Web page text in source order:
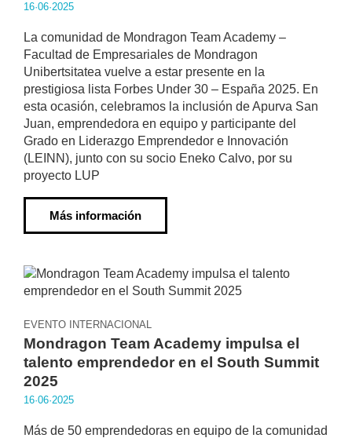
16·06·2025
La comunidad de Mondragon Team Academy –
Facultad de Empresariales de Mondragon
Unibertsitatea vuelve a estar presente en la
prestigiosa lista Forbes Under 30 – España 2025. En
esta ocasión, celebramos la inclusión de Apurva San
Juan, emprendedora en equipo y participante del
Grado en Liderazgo Emprendedor e Innovación
(LEINN), junto con su socio Eneko Calvo, por su
proyecto LUP
Más información
EVENTO INTERNACIONAL
Mondragon Team Academy impulsa el
talento emprendedor en el South Summit
2025
16·06·2025
Más de 50 emprendedoras en equipo de la comunidad